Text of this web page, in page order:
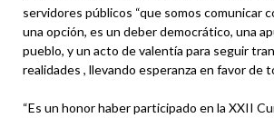
servidores públicos “que somos comunicar
una opción, es un deber democrático, una
pueblo, y un acto de valentía para seguir
realidades , llevando esperanza en favor de
“Es un honor haber participado en la XXII